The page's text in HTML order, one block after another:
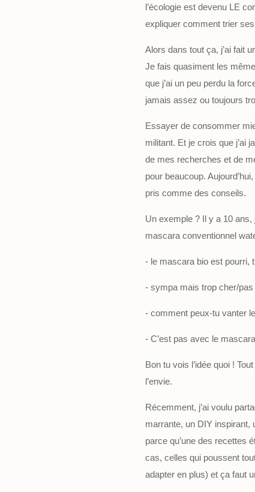
l’écologie est devenu LE
expliquer comment trier
Alors dans tout ça, j’ai fait
Je fais quasiment les
que j’ai un peu perdu la
jamais assez ou toujours
Essayer de consommer
militant. Et je crois que j’ai
de mes recherches et de
pour beaucoup.
pris comme des conseils.
Un exemple ? Il y a 10
mascara conventionnel
- le mascara bio est pourri,
- sympa mais trop cher/
- comment peux-tu vanter
- C’est pas avec le
Bon tu vois l’idée quoi !
l’envie.
Récemment, j’ai voulu
marrante, un DIY
parce qu’une des recettes
cas, celles qui poussent
adapter en plus) et ça faut